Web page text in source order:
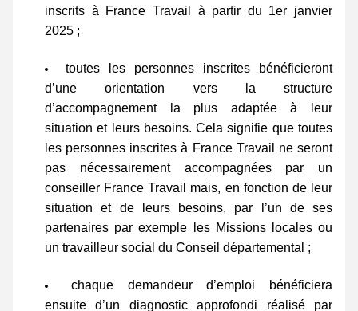
inscrits à France Travail à partir du 1er janvier
2025 ;
toutes les personnes inscrites bénéficieront
d’une orientation vers la structure
d’accompagnement la plus adaptée à leur
situation et leurs besoins. Cela signifie que toutes
les personnes inscrites à France Travail ne seront
pas nécessairement accompagnées par un
conseiller France Travail mais, en fonction de leur
situation et de leurs besoins, par l’un de ses
partenaires par exemple les Missions locales ou
un travailleur social du Conseil départemental ;
chaque demandeur d’emploi bénéficiera
ensuite d’un diagnostic approfondi réalisé par